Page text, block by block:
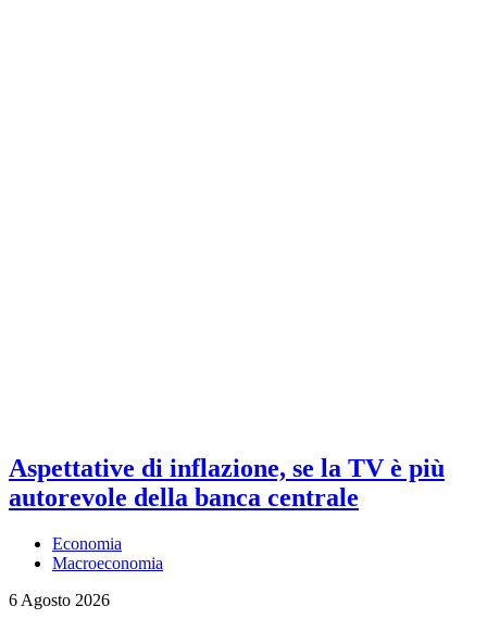
Aspettative di inflazione, se la TV è più
autorevole della banca centrale
Economia
Macroeconomia
6 Agosto 2026